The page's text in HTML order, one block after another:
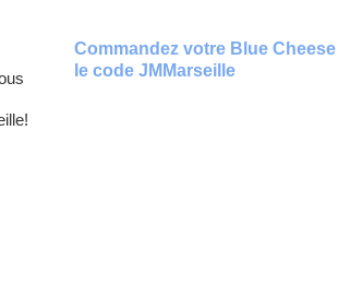
Commandez votre Blue
le code JMMarseille